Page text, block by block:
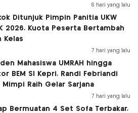
6 hari yang lalu
Ditunjuk Pimpin Panitia UKW
2026, Kuota Peserta Bertambah
Kelas
7 hari yang lalu
Mahasiswa UMRAH hingga
BEM SI Kepri, Randi Febriandi
Mimpi Raih Gelar Sarjana
7 hari yang lalu
Bermuatan 4 Set Sofa Terbakar,